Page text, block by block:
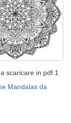
scaricare in pdf 1
Mandalas da